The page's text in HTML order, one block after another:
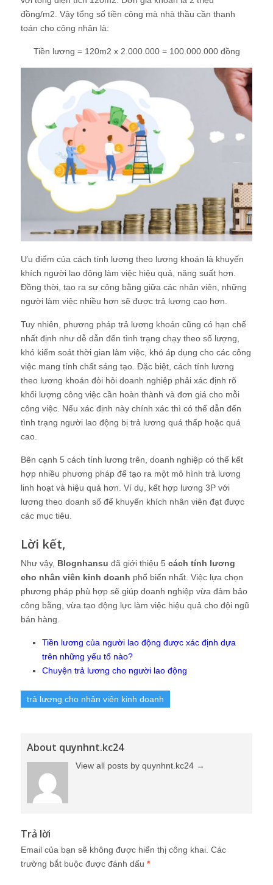
đồng/m2. Vậy tổng số tiền công mà nhà thầu cần thanh
toán cho công nhân là:
Tiền lương = 120m2 x 2.000.000 = 100.000.000 đồng
Ưu điểm của cách tính lương theo lương khoán là khuyến
khích người lao động làm việc hiệu quả, năng suất hơn.
Đồng thời, tạo ra sự công bằng giữa các nhân viên, những
người làm việc nhiều hơn sẽ được trả lương cao hơn.
Tuy nhiên, phương pháp trả lương khoán cũng có hạn chế
nhất định như dễ dẫn đến tình trạng chạy theo số lượng,
khó kiểm soát thời gian làm việc, khó áp dụng cho các công
việc mang tính chất sáng tạo. Đặc biệt, cách tính lương
theo lương khoán đòi hỏi doanh nghiệp phải xác định rõ
khối lượng công việc cần hoàn thành và đơn giá cho mỗi
công việc. Nếu xác định này chính xác thì có thể dẫn đến
tình trạng người lao động bị trả lương quá thấp hoặc quá
cao.
Bên cạnh 5 cách tính lương trên, doanh nghiệp có thể kết
hợp nhiều phương pháp để tạo ra một mô hình trả lương
linh hoạt và hiệu quả hơn. Ví dụ, kết hợp lương 3P với
lương theo doanh số để khuyến khích nhân viên đạt được
các mục tiêu.
Lời kết,
Như vậy, Blognhansu đã giới thiệu 5 cách tính lương
cho nhân viên kinh doanh phổ biến nhất. Việc lựa chọn
phương pháp phù hợp sẽ giúp doanh nghiệp vừa đảm bảo
công bằng, vừa tạo động lực làm việc hiệu quả cho đội ngũ
bán hàng.
Tiền lương của người lao động được xác định dựa
trên những yếu tố nào?
Chuyện trả lương cho người lao động
trả lương cho nhân viên kinh doanh
About quynhnt.kc24
View all posts by quynhnt.kc24 →
Trả lời
Email của bạn sẽ không được hiển thị công khai. Các
trường bắt buộc được đánh dấu *